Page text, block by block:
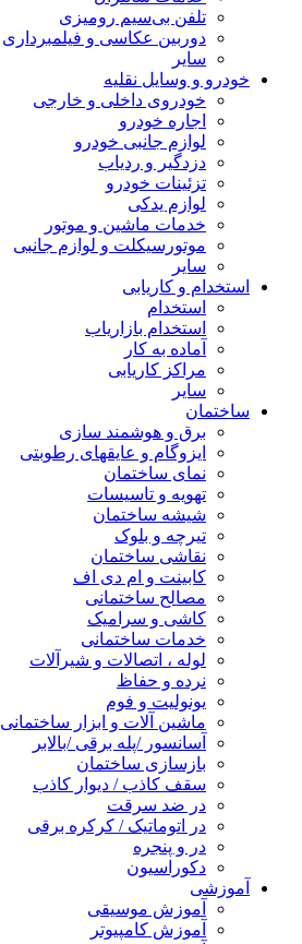
تلفن بی‌سیم رومیزی
دوربین عکاسی و فیلمبرداری
سایر
خودرو و وسایل نقلیه
خودروی داخلی و خارجی
اجاره خودرو
لوازم جانبی خودرو
دزدگیر و ردیاب
تزئینات خودرو
لوازم یدکی
خدمات ماشین و موتور
موتورسیکلت و لوازم جانبی
سایر
استخدام و کاریابی
استخدام
استخدام بازاریاب
آماده به کار
مراکز کاریابی
سایر
ساختمان
برق و هوشمند سازی
ایزوگام و عایقهای رطوبتی
نمای ساختمان
تهویه و تاسیسات
شیشه ساختمان
تیرچه و بلوک
نقاشی ساختمان
کابینت و ام دی اف
مصالح ساختمانی
کاشی و سرامیک
خدمات ساختمانی
لوله ، اتصالات و شیرآلات
نرده و حفاظ
یونولیت و فوم
ماشین آلات و ابزار ساختمانی
آسانسور /پله برقی /بالابر
بازسازی ساختمان
سقف کاذب / دیوار کاذب
در ضد سرقت
در اتوماتیک / کرکره برقی
در و پنجره
دکوراسیون
آموزشی
آموزش موسیقی
آموزش کامپیوتر